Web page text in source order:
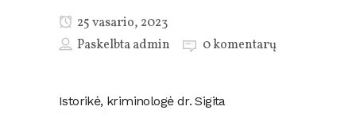
25 vasario, 2023
Paskelbtaadmin 0 komentarų
Istorikė, kriminologė dr. Sigita